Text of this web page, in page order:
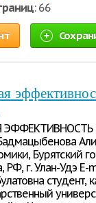
: 66
Бурятский
РФ, г. Улан-Удэ
студент,